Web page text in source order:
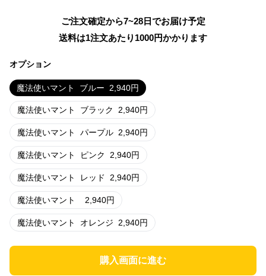
ご注文確定から7~28日でお届け予定
送料は1注文あたり 1000円かかります
オプション
魔法使いマント ブルー 2,940円
魔法使いマント ブラック 2,940円
魔法使いマント パープル 2,940円
魔法使いマント ピンク 2,940円
魔法使いマント レッド 2,940円
魔法使いマント 2,940円
魔法使いマント オレンジ 2,940円
購入画面に進む